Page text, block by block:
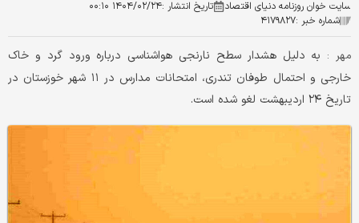
سایت خوان روزنامه دنیای اقتصاد تاریخ انتشار :۱۴۰۴/۰۲/۲۴ ۰۰:۱۰
شماره خبر :۴۱۷۹۸۲۷
مهر : به دلیل هشدار سطح نارنجی هواشناسی درباره ورود گرد و خاک
خارجی و احتمال طوفان تندری، امتحانات مدارس در ۱۱ شهر خوزستان در
تاریخ ۲۴ اردیبهشت لغو شده است.